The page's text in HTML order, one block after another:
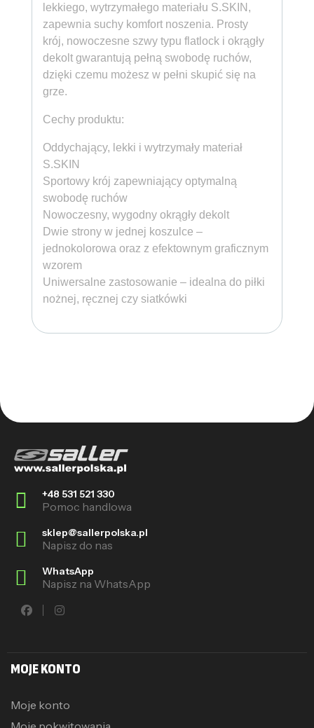
lekkiego, wytrzymałego materiału S.SKIN,
zapewnia suchy komfort noszenia. Prosty
krój, nowoczesne szwy typu flatlock i okrągły
dekolt gwarantują pełną swobodę ruchów,
dzięki czemu możesz w pełni skupić się na
grze.
Cechy produktu:
Oddychający, lekki i wytrzymały materiał
S.SKIN
Sportowy krój zapewniający optymalną
swobodę ruchów
Nowoczesny, wygodny okrągły dekolt
Dwie strony w jednej koszulce –
jednokolorowa oraz z efektownym graficznym
wzorem
Uniwersalne zastosowanie – idealna do piłki
nożnej, ręcznej czy siatkówki
+48 531 521 330
Pomoc handlowa
sklep@sallerpolska.pl
Napisz do nas
WhatsApp
Napisz na WhatsApp
MOJE KONTO
Moje konto